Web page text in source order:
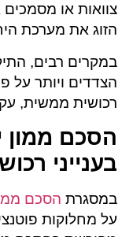
צוואות או
הזוג את מערכת
במקרים רבים,
הצדדים ויותר על
רכושית ממשית,
הסכם ממון
בענייני
במסגרת הסכם
על מחלוקות